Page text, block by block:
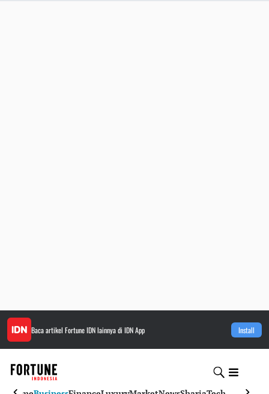
Baca artikel Fortune IDNlainnya di IDN App Install